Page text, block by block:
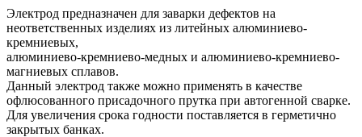
Электрод предназначен для заварки дефектов на
неответственных изделиях из литейных алюминиево-
кремниевых,
алюминиево-кремниево-медных и алюминиево-кремниево-
магниевых сплавов.
Данный электрод также можно применять в качестве
офлюсованного присадочного прутка при автогенной сварке.
Для увеличения срока годности поставляется в герметично
закрытых банках.